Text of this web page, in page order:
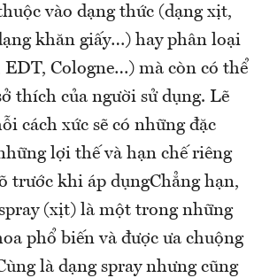
vào dạng thức (dạng xịt,
khăn giấy…) hay phân loại
EDT, Cologne…) mà còn có thể
thích của người sử dụng. Lẽ
cách xức sẽ có những đặc
lợi thế và hạn chế riêng
trước khi áp dụngChẳng hạn,
(xịt) là một trong những
phổ biến và được ưa chuộng
là dạng spray nhưng cũng